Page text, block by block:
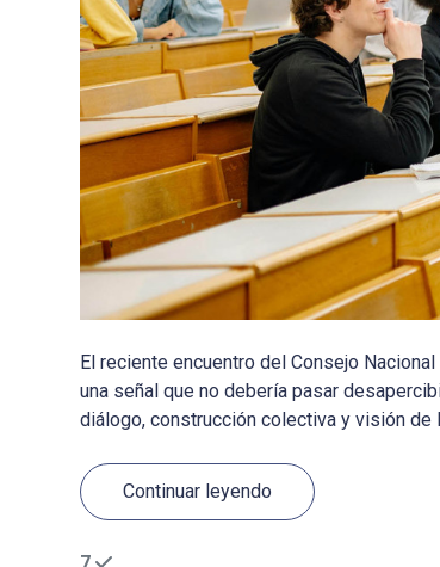
El reciente encuentro del Consejo
una señal que no debería pasar
diálogo, construcción colectiva y visión de
Continuar leyendo